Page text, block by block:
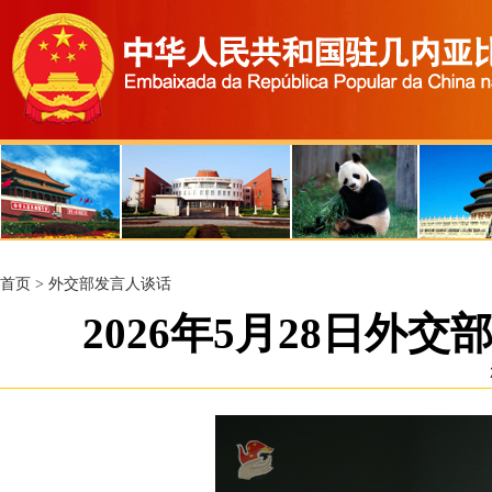
首页 > 外交部发言人谈话
2026年5月28日外交